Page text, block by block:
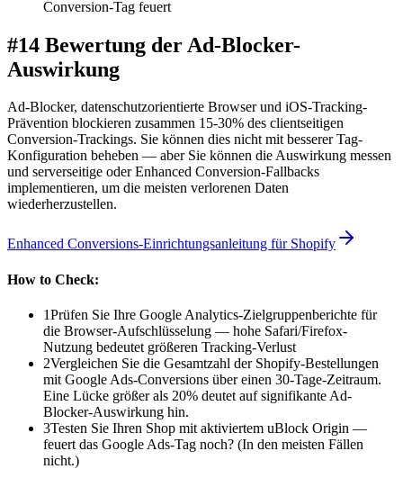
Conversion-Tag feuert
#14 Bewertung der Ad-Blocker-
Auswirkung
Ad-Blocker, datenschutzorientierte Browser und iOS-Tracking-
Prävention blockieren zusammen 15-30% des clientseitigen
Conversion-Trackings. Sie können dies nicht mit besserer Tag-
Konfiguration beheben — aber Sie können die Auswirkung messen
und serverseitige oder Enhanced Conversion-Fallbacks
implementieren, um die meisten verlorenen Daten
wiederherzustellen.
Enhanced Conversions-Einrichtungsanleitung für Shopify
How to Check:
1Prüfen Sie Ihre Google Analytics-Zielgruppenberichte für
die Browser-Aufschlüsselung — hohe Safari/Firefox-
Nutzung bedeutet größeren Tracking-Verlust
2Vergleichen Sie die Gesamtzahl der Shopify-Bestellungen
mit Google Ads-Conversions über einen 30-Tage-Zeitraum.
Eine Lücke größer als 20% deutet auf signifikante Ad-
Blocker-Auswirkung hin.
3Testen Sie Ihren Shop mit aktiviertem uBlock Origin —
feuert das Google Ads-Tag noch? (In den meisten Fällen
nicht.)